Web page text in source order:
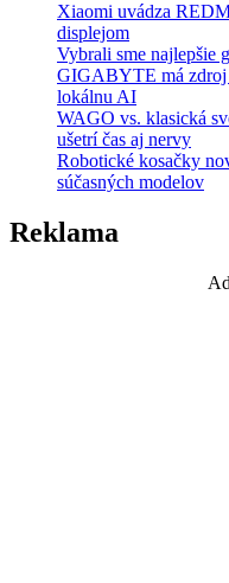
Xiaomi uvádza
displejom
Vybrali sme najlepšie
GIGABYTE má zdroj
lokálnu AI
WAGO vs. klasická
ušetrí čas aj nervy
Robotické kosačky
súčasných modelov
Reklama